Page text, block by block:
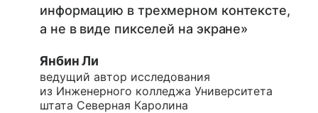
информацию в трехмерном контексте,
а не в виде пикселей на экране»
Янбин Ли
ведущий автор исследования
из Инженерного колледжа Университета
штата Северная Каролина